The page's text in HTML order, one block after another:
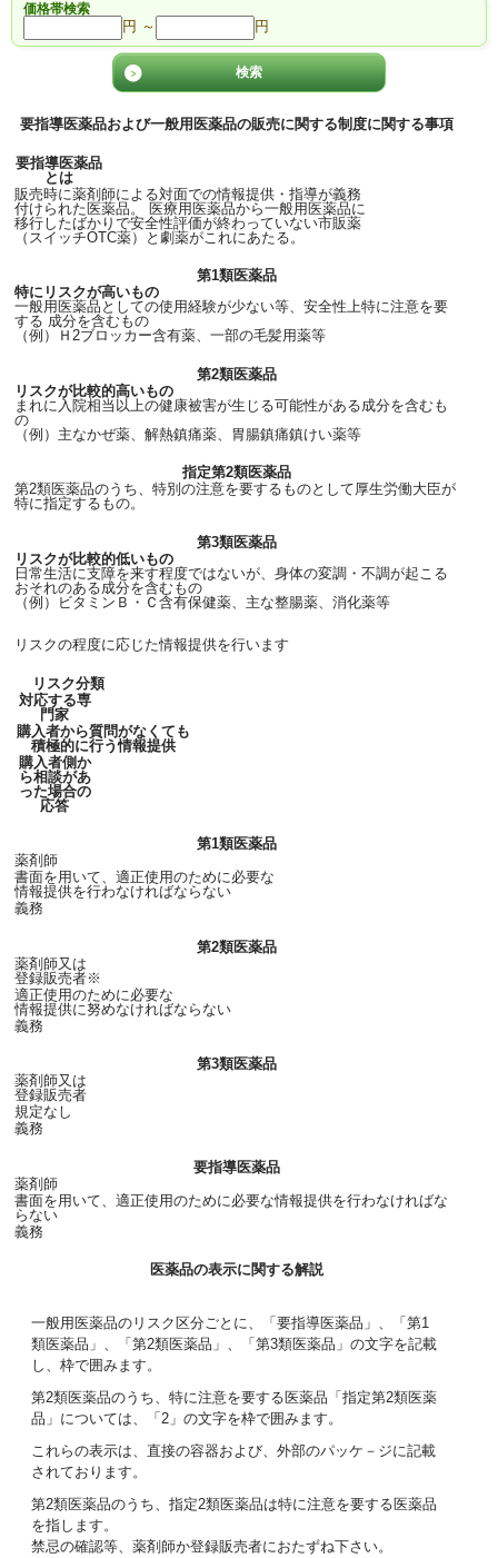
価格帯検索
円 ～ 円
要指導医薬品および一般用医薬品の販売に関する制度に関する事項
要指導医薬品
とは
販売時に薬剤師による対面での情報提供・指導が義務
付けられた医薬品。 医療用医薬品から一般用医薬品に
移行したばかりで安全性評価が終わっていない市販薬
（スイッチOTC薬）と劇薬がこれにあたる。
第1類医薬品
特にリスクが高いもの
一般用医薬品としての使用経験が少ない等、安全性上特に注意を要
する 成分を含むもの
（例）Ｈ2ブロッカー含有薬、一部の毛髪用薬等
第2類医薬品
リスクが比較的高いもの
まれに入院相当以上の健康被害が生じる可能性がある成分を含むも
の
（例）主なかぜ薬、解熱鎮痛薬、胃腸鎮痛鎮けい薬等
指定第2類医薬品
第2類医薬品のうち、特別の注意を要するものとして厚生労働大臣が
特に指定するもの。
第3類医薬品
リスクが比較的低いもの
日常生活に支障を来す程度ではないが、身体の変調・不調が起こる
おそれのある成分を含むもの
（例）ビタミンＢ・Ｃ含有保健薬、主な整腸薬、消化薬等
リスクの程度に応じた情報提供を行います
リスク分類
対応する専
門家
購入者から質問がなくても
積極的に行う情報提供
購入者側か
ら相談があ
った場合の
応答
第1類医薬品
薬剤師
書面を用いて、適正使用のために必要な
情報提供を行わなければならない
義務
第2類医薬品
薬剤師又は
登録販売者※
適正使用のために必要な
情報提供に努めなければならない
義務
第3類医薬品
薬剤師又は
登録販売者
規定なし
義務
要指導医薬品
薬剤師
書面を用いて、適正使用のために必要な情報提供を行わなければな
らない
義務
医薬品の表示に関する解説
一般用医薬品のリスク区分ごとに、「要指導医薬品」、「第1
類医薬品」、「第2類医薬品」、「第3類医薬品」の文字を記載
し、枠で囲みます。
第2類医薬品のうち、特に注意を要する医薬品「指定第2類医薬
品」については、「2」の文字を枠で囲みます。
これらの表示は、直接の容器および、外部のパッケ－ジに記載
されております。
第2類医薬品のうち、指定2類医薬品は特に注意を要する医薬品
を指します。
禁忌の確認等、薬剤師か登録販売者におたずね下さい。